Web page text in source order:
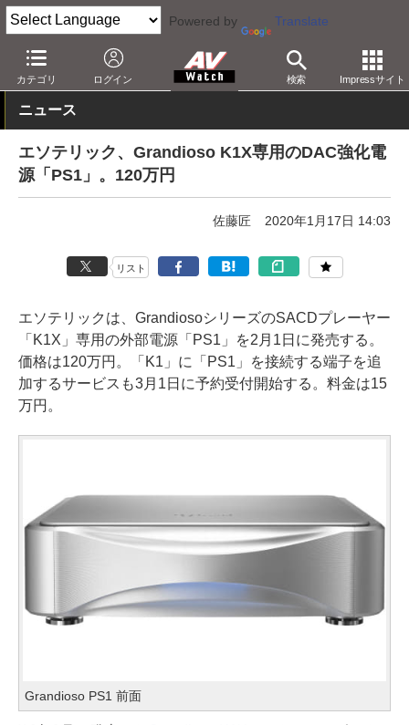
Powered by Translate
カテゴリ ログイン 検索 Impressサイト
AV Watch 製品 AV周辺機器
ニュース
エソテリック、Grandioso K1X専用のDAC強化電
源「PS1」。120万円
佐藤匠 2020年1月17日 14:03
リスト
エソテリックは、GrandiosoシリーズのSACDプレーヤー
「K1X」専用の外部電源「PS1」を2月1日に発売する。
価格は120万円。「K1」に「PS1」を接続する端子を追
加するサービスも3月1日に予約受付開始する。料金は15
万円。
Grandioso PS1 前面